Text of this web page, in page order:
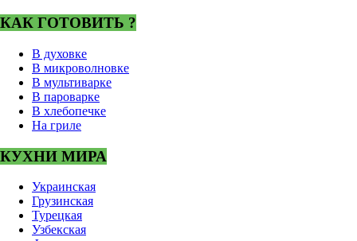
КАК ГОТОВИТЬ ?
В духовке
В микроволновке
В мультиварке
В пароварке
В хлебопечке
На гриле
КУХНИ МИРА
Украинская
Грузинская
Турецкая
Узбекская